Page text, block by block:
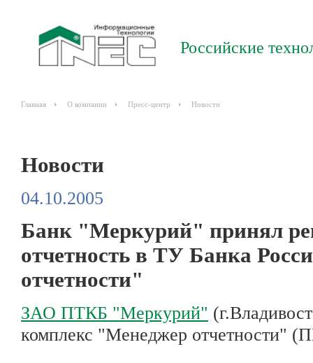
Российские
Главная О компании Пресс-центр Новости
Новости
04.10.2005
Банк "Меркурий" принял
отчетность в ТУ Банка
отчетности"
ЗАО ПТКБ "Меркурий"
комплекс "Менеджер отчетности"